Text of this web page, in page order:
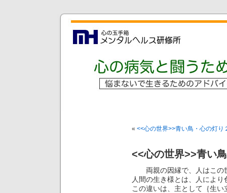
« <<心の世界>>青い鳥・心の灯り
<<心の世界>>青い
両親の因縁で、人はこの
人間の生き様とは、人によ
この違いは、主として｛生